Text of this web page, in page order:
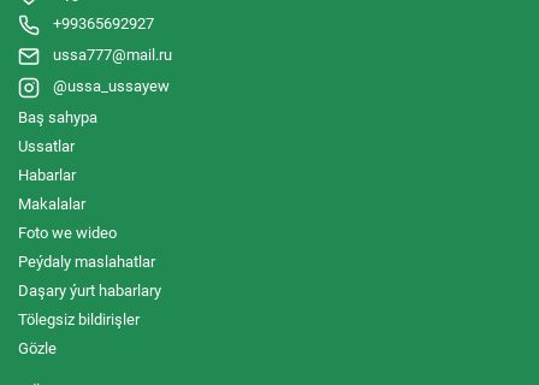
+99365692927
ussa777@mail.ru
@ussa_ussayew
Baş sahypa
Ussatlar
Habarlar
Makalalar
Foto we wideo
Peýdaly maslahatlar
Daşary ýurt habarlary
Tölegsiz bildirişler
Gözle